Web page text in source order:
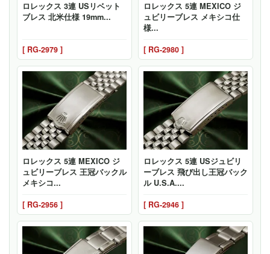
ロレックス 3連 USリベット
ブレス 北米仕様 19mm...
[ RG-2979 ]
ロレックス 5連 MEXICO ジ
ュビリーブレス メキシコ仕
様...
[ RG-2980 ]
ロレックス 5連 MEXICO ジ
ュビリーブレス 王冠バックル
メキシコ...
[ RG-2956 ]
ロレックス 5連 USジュビリ
ーブレス 飛び出し王冠バック
ル U.S.A....
[ RG-2946 ]